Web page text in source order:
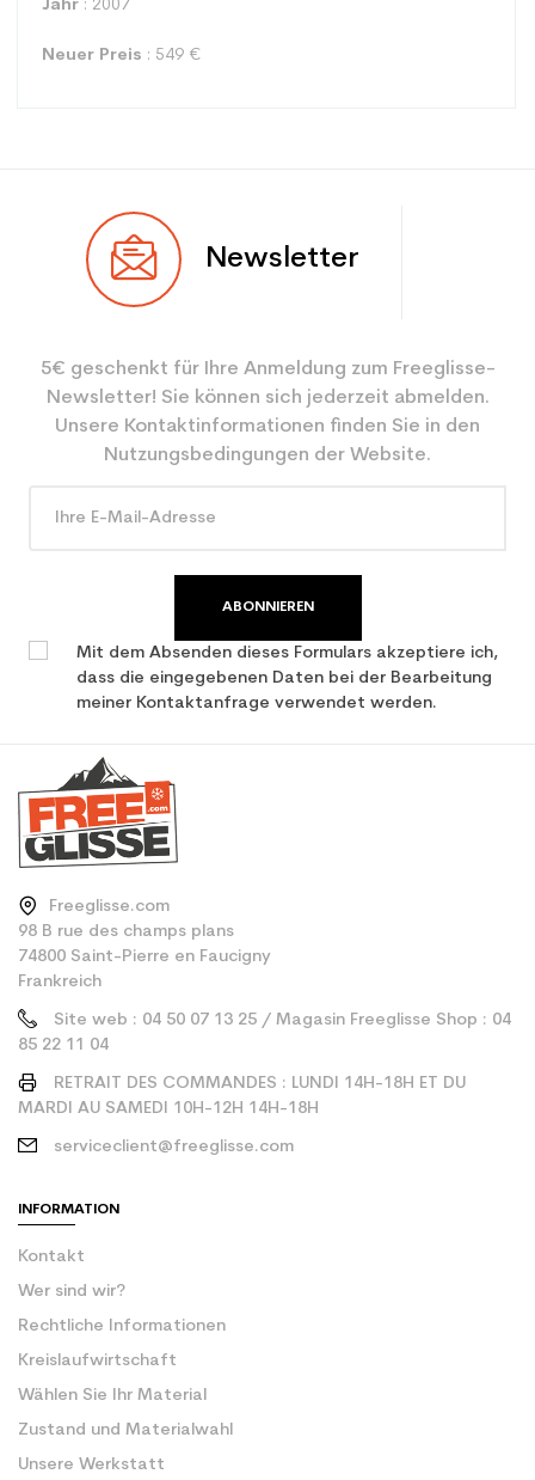
Jahr : 2007
Neuer Preis : 549 €
Benutzer Gemischt
Farbe Orange
CO2-Einsparungen für
den Planeten (in kg)
3.9
Newsletter
5€ geschenkt für Ihre Anmeldung zum Freeglisse-
Newsletter! Sie können sich jederzeit abmelden.
Unsere Kontaktinformationen finden Sie in den
Nutzungsbedingungen der Website.
ABONNIEREN
Mit dem Absenden dieses Formulars akzeptiere ich,
dass die eingegebenen Daten bei der Bearbeitung
meiner Kontaktanfrage verwendet werden.
Freeglisse.com
98 B rue des champs plans
74800 Saint-Pierre en Faucigny
Frankreich
Site web : 04 50 07 13 25 / Magasin Freeglisse Shop : 04
85 22 11 04
RETRAIT DES COMMANDES : LUNDI 14H-18H ET DU
MARDI AU SAMEDI 10H-12H 14H-18H
serviceclient@freeglisse.com
INFORMATION
Kontakt
Wer sind wir?
Rechtliche Informationen
Kreislaufwirtschaft
Wählen Sie Ihr Material
Zustand und Materialwahl
Unsere Werkstatt